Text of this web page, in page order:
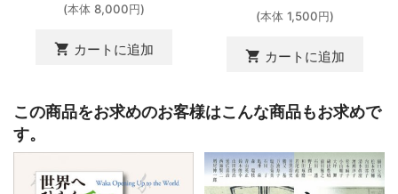
(本体 8,000円)
shopping_cart カートに追加
(本体 1,500円)
shopping_cart カートに追加
この商品をお求めのお客様はこんな商品もお求めで
す。